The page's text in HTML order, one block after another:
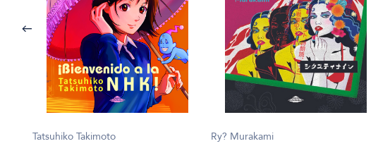
Tatsuhiko Takimoto Ry? Murakami